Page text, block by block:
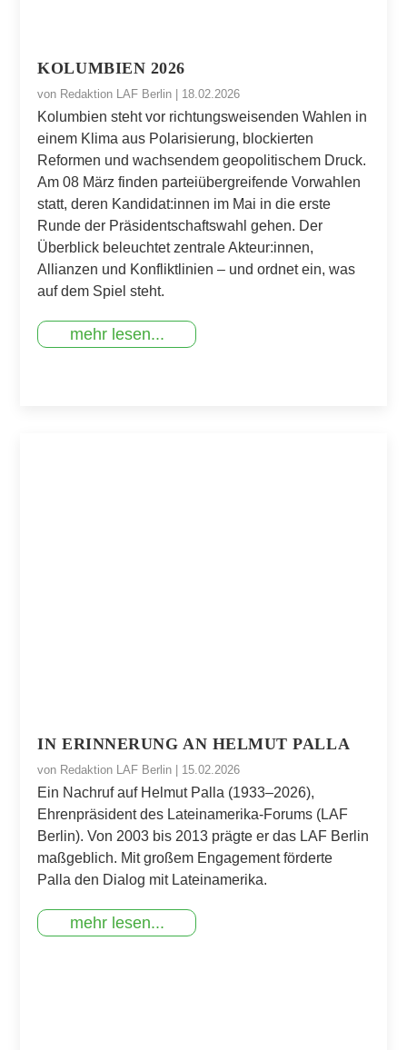
KOLUMBIEN 2026
von Redaktion LAF Berlin | 18.02.2026
Kolumbien steht vor richtungsweisenden Wahlen in
einem Klima aus Polarisierung, blockierten
Reformen und wachsendem geopolitischem Druck.
Am 08 März finden parteiübergreifende Vorwahlen
statt, deren Kandidat:innen im Mai in die erste
Runde der Präsidentschaftswahl gehen. Der
Überblick beleuchtet zentrale Akteur:innen,
Allianzen und Konfliktlinien – und ordnet ein, was
auf dem Spiel steht.
mehr lesen...
IN ERINNERUNG AN HELMUT PALLA
von Redaktion LAF Berlin | 15.02.2026
Ein Nachruf auf Helmut Palla (1933–2026),
Ehrenpräsident des Lateinamerika-Forums (LAF
Berlin). Von 2003 bis 2013 prägte er das LAF Berlin
maßgeblich. Mit großem Engagement förderte
Palla den Dialog mit Lateinamerika.
mehr lesen...